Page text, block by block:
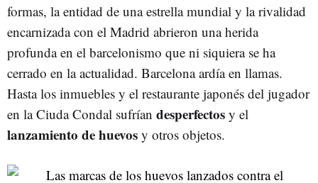
formas, la entidad de una estrella mundial y la rivalidad
encarnizada con el Madrid abrieron una herida
profunda en el barcelonismo que ni siquiera se ha
cerrado en la actualidad. Barcelona ardía en llamas.
Hasta los inmuebles y el restaurante japonés del jugador
en la Ciuda Condal sufrían desperfectos y el
lanzamiento de huevos y otros objetos.